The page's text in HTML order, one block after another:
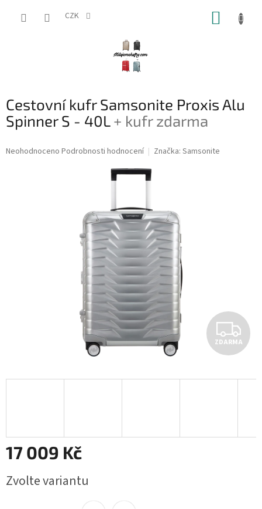
CZK
Cestovní kufr Samsonite Proxis Alu
Spinner S - 40L+ kufr zdarma
Průměrné
Neohodnoceno Podrobnosti hodnocení Značka: Samsonite
Z
D
A
ZDARMA
17 009 Kč
cena:
Zvolte variantu